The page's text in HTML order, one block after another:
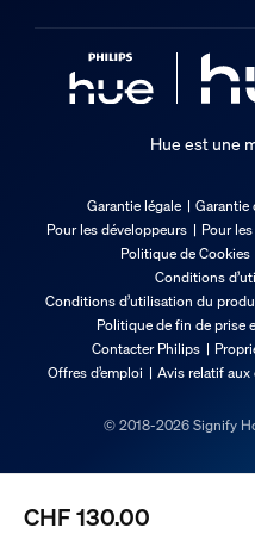
CHF 130.00
Garantie
2 ans
Spécificités
Flux lumineux à 4000 K
590
Couleur de lumière
Lumière colorée et
Puissance électrique
De 220 à 240 V, 50-60 Hz
Puissance max. ampoule
8
Hue est une
Garantie légale Garantie
Pour les développeurs
Pour
Politique de Cookies
Conditions
Conditions d’utilisation du
Politique de fin de prise
Contacter Philips
Offres d’emploi
Avis relatif aux
© 2018-2026 Signify